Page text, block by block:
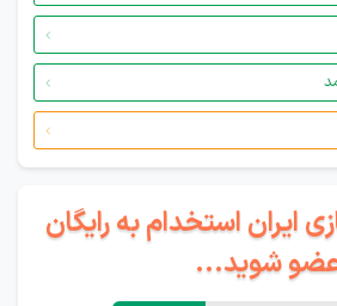
ایران استخدام به رایگان
شوید...